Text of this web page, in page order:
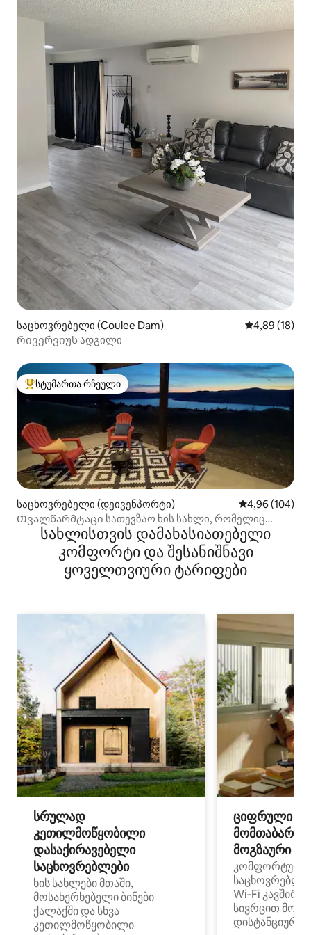
საცხოვრებელი (Coulee Dam) საშუალო
4,89 (18)
Რივერვიუს ადგილი
სტუმართა რჩეული მოწინავე ვარიანტი
სტუმართა რჩეული
საცხოვრებელი (დეივენპორტი) საშუალო
4,96 (104)
Თვალწარმტაცი სათევზაო ხის სახლი, რომელიც
რუზველტის ტბას გადაჰყურებს
სახლისთვის დამახასიათებელი
კომფორტი და შესანიშნავი
ყოველთვიური ტარიფები
სრულად
კეთილმოწყობილი
დასაქირავებელი
საცხოვრებლები
ხის სახლები მთაში,
მოსახერხებელი ბინები
ქალაქში და სხვა
კეთილმოწყობილი
ციფრული
მოგზაური
კომფორტული
Wi‑Fi
სივრცით
დისტანციური